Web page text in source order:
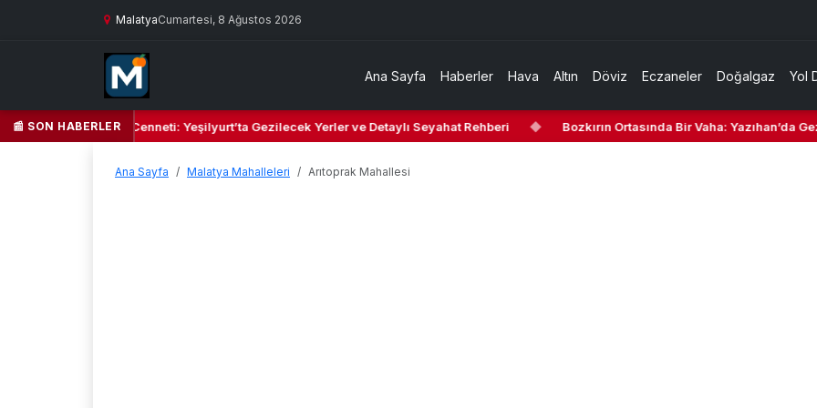
MalatyaCumartesi, 8 Ağustos 2026
Ana Sayfa Haberler Hava Altın Döviz Eczaneler Doğalgaz Yol
📰 SON HABERLER
Yeşil Kalbi ve Kültür Cenneti: Yeşilyurt’ta Gezilecek Yerler ve Detaylı Seyahat Rehberi ◆ Bozkırın Ortasında Bir Vaha: Yazıhan’da
Ana Sayfa Malatya Mahalleleri Arıtoprak Mahallesi